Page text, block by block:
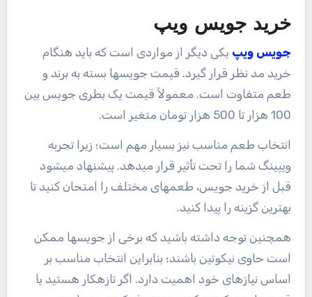
خرید جویس ویپ
جویس ویپ یکی دیگر از مواردی است که باید هنگام
خرید مد نظر قرار گیرد. قیمت جویسها بسته به برند و
طعم متفاوت است. معمولاً قیمت یک بطری جویس بین
100 هزار تا 500 هزار تومان متغیر است.
انتخاب طعم مناسب نیز بسیار مهم است؛ زیرا تجربه
ویپینگ شما را تحت تأثیر قرار میدهد. پیشنهاد میشود
قبل از خرید جویس، طعمهای مختلف را امتحان کنید تا
بهترین گزینه را پیدا کنید.
همچنین توجه داشته باشید که برخی از جویسها ممکن
است حاوی نیکوتین باشند؛ بنابراین انتخاب مناسب بر
اساس نیازهای خود اهمیت دارد. اگر تازهکار هستید یا